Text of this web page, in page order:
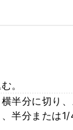
。
半分に切り
半分または